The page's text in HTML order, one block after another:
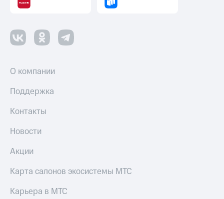
О компании
Поддержка
Контакты
Новости
Акции
Карта салонов экосистемы МТС
Карьера в МТС